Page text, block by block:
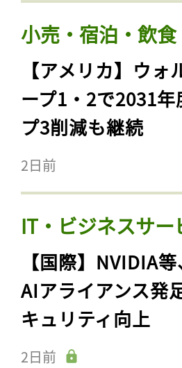
小売・宿泊・飲
【アメリカ】ウ
ープ1・2で2031
プ3削減も継続
2日前
IT・ビジネスサー
【国際】NVIDIA
AIアライアンス発
キュリティ向上
2日前